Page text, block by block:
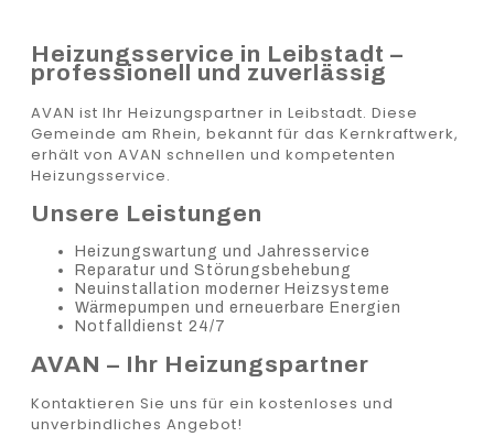
Heizungsservice in Leibstadt –
professionell und zuverlässig
AVAN ist Ihr Heizungspartner in Leibstadt. Diese
Gemeinde am Rhein, bekannt für das Kernkraftwerk,
erhält von AVAN schnellen und kompetenten
Heizungsservice.
Unsere Leistungen
Heizungswartung und Jahresservice
Reparatur und Störungsbehebung
Neuinstallation moderner Heizsysteme
Wärmepumpen und erneuerbare Energien
Notfalldienst 24/7
AVAN – Ihr Heizungspartner
Kontaktieren Sie uns für ein kostenloses und
unverbindliches Angebot!